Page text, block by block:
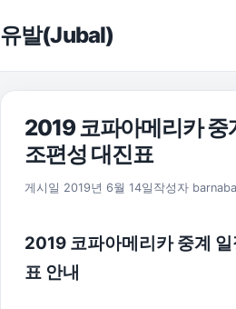
유발(Jubal)
2019 코파아메리카 중
조편성 대진표
게시일 2019년 6월 14일 2026년 8월 1일
작성자
2019 코파아메리카 중계
표 안내